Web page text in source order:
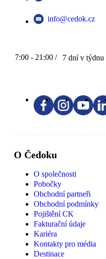
info@cedok.cz
7:00 - 21:00 / 7 dní v týdnu
O Čedoku
O společnosti
Pobočky
Obchodní partneři
Obchodní podmínky
Pojištění CK
Fakturační údaje
Kariéra
Kontakty pro média
Destinace